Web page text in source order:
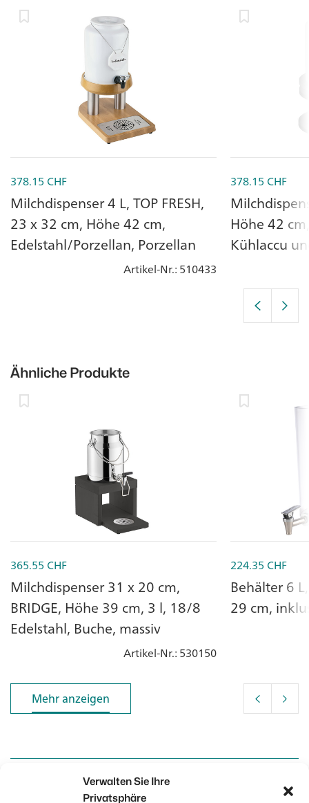
Verwalten Sie Ihre
Privatsphäre
378.15 CHF
Milchdispenser 4 L, TOP FRESH,
23 x 32 cm, Höhe 42 cm,
Edelstahl/Porzellan, Porzellan
Artikel-Nr.: 510433
378.15 CHF
Höhe 42
Kühlaccu
Ähnliche Produkte
365.55 CHF
Milchdispenser 31 x 20 cm,
BRIDGE, Höhe 39 cm, 3 l, 18/8
Edelstahl, Buche, massiv
Artikel-Nr.: 530150
224.35 CHF
Behälter 6
29 cm,
Mehr anzeigen
Mehr anzeigen
Kontakt
Kontakt